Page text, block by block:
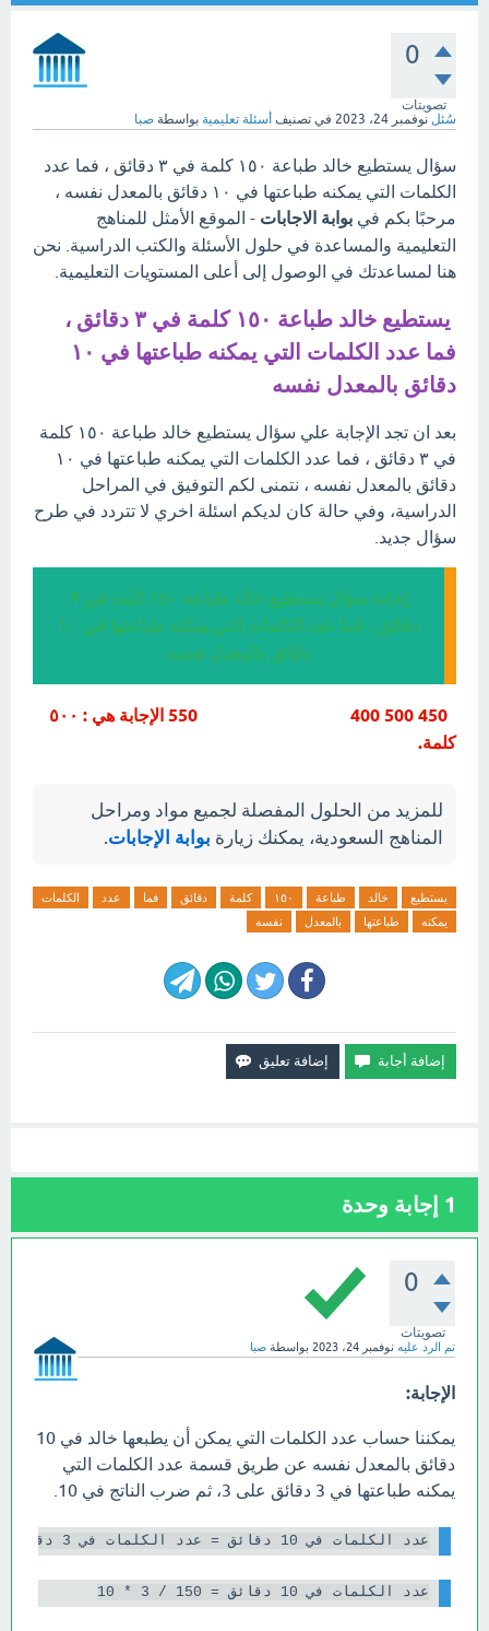
0
تصويتات
سُئل نوفمبر 24، 2023 في تصنيف أسئلة تعليمية بواسطة صبا
سؤال يستطيع خالد طباعة ١٥٠ كلمة في ٣ دقائق ، فما عدد
الكلمات التي يمكنه طباعتها في ١٠ دقائق بالمعدل نفسه ،
مرحبًا بكم في بوابة الاجابات - الموقع الأمثل للمناهج
التعليمية والمساعدة في حلول الأسئلة والكتب الدراسية. نحن
هنا لمساعدتك في الوصول إلى أعلى المستويات التعليمية.
يستطيع خالد طباعة ١٥٠ كلمة في ٣ دقائق ،
فما عدد الكلمات التي يمكنه طباعتها في ١٠
دقائق بالمعدل نفسه
بعد ان تجد الإجابة علي سؤال يستطيع خالد طباعة ١٥٠ كلمة
في ٣ دقائق ، فما عدد الكلمات التي يمكنه طباعتها في ١٠
دقائق بالمعدل نفسه ، نتمنى لكم التوفيق في المراحل
الدراسية، وفي حالة كان لديكم اسئلة اخري لا تتردد في طرح
سؤال جديد.
إجابة سؤال يستطيع خالد طباعة ١٥٠ كلمة في ٣
دقائق ، فما عدد الكلمات التي يمكنه طباعتها في ١٠
دقائق بالمعدل نفسه
450 500 400 550 الإجابة هي : ٥٠٠
كلمة.
للمزيد من الحلول المفصلة لجميع مواد ومراحل
المناهج السعودية، يمكنك زيارة بوابة الإجابات.
يستطيع خالد طباعة ١٥٠ كلمة دقائق فما عدد
الكلمات
يمكنه
طباعتها بالمعدل نفسه
1 إجابة وحدة
0
تصويتات
تم الرد عليه نوفمبر 24، 2023 بواسطة صبا
الإجابة:
يمكننا حساب عدد الكلمات التي يمكن أن يطبعها خالد في 10
دقائق بالمعدل نفسه عن طريق قسمة عدد الكلمات التي
يمكنه طباعتها في 3 دقائق على 3، ثم ضرب الناتج في 10.
عدد الكلمات في 10 دقائق = عدد الكلمات في 3 دقائق / 3 * 10
عدد الكلمات في 10 دقائق = 150 / 3 * 10